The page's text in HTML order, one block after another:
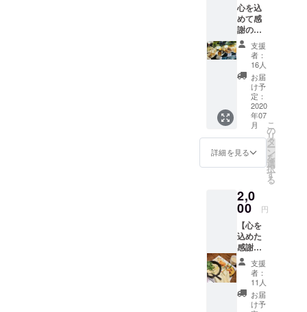
心を込
めて感
謝の手
紙をお
送りし
ます。
支援
者：
16人
お届
け予
定：
2020
年07
月
詳細を見る
こ
の
リ
タ
ー
ン
を
選
択
す
る
2,0
00 円
【心を
込めた
感謝の
手紙】
【ラン
チ+ドリ
ンク
セット2
支援
者：
11人
お届
け予